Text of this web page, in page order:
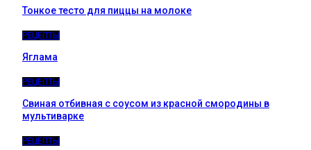
Тонкое тесто для пиццы на молоке
РЕЦЕПТЫ
Яглама
РЕЦЕПТЫ
Свиная отбивная с соусом из красной смородины в
мультиварке
РЕЦЕПТЫ